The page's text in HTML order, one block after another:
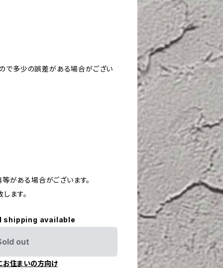
で多少の誤差がある場合がござい
がある場合がございます。
ます。
shipping available
out
お住まいの方向け